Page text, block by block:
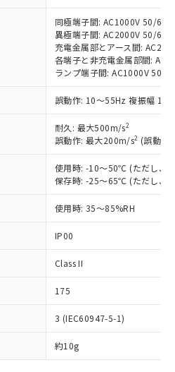
同極端子間: AC1000V 50/
異極端子間: AC2000V 50/
充電金属部とアース間:
各端子と非充電金属部間:
ランプ端子間: AC1000V 50/
誤動作: 10～55Hz 複振幅
耐久: 最大500m/s2
誤動作: 最大200m/s2 (誤動作
使用時: -10～50℃ (ただし、
保存時: -25～65℃ (ただし、
使用時: 35～85%RH
IP00
Class II
175
3 (IEC60947-5-1)
約10g
庫状況および標準価格
させていただくもので
事業取扱商品の中には、
対象外となる商品もある
ください。
び標準価格照会結果は、
更新日時点での社内デー
成されるものであり、閲
での実際の在庫および標
なる場合があることをご
況および標準価格はお客
、またはお客様担当のオ
器販売店・当社販売員に
機器販売店や当社販売拠
」をご確認
標準価格結果を当社の
く第三者に漏洩または開
お願いします。
能（部品リスト作成サー
用いただくには、I-Web
調査中または確認中の
ス料など無形物で、有
ない商品です。
り、非含有部品として
と判明した場合などや
とがあります。
水銀(Hg) 1000ppm以下、 カド
以下、ポリ臭化ビフェニル
ポリ臭化ジフェニルエーテル類
フタル酸ビス(2-エチルヘキシ
1000ppm以下、フタル酸ブチ
以下、フタル酸ジブチル
、フタル酸ジイソブチル
物質については閾値を超える意
確認しています。
状況などにより、予定
あります。
料含有率が中国RoHSの
とを示します。
料含有率が中国RoHSの
ことを示します。
。当社販売部門へお問
値 (GB/T26572)：
水銀) : 1000ppm、 Cd(カドミウ
、 PBBs(ポリ臭化ビフェ
ポリ臭化ジフェニルエーテ
BBP(フタル酸ブチルベンジ
チルヘキシル)) : 1000ppm
10物質）のすべてが基
を示します。
状況下において有害物
、環境に深刻な影響を
味します。
ら貴社製品のうち、外国
国貿易法に定める商品
物等」という）を輸出
の提供する場合は、日本
許可(または役務取引許
などの必要な手続きを
物を破棄する場合は、完
など、違法に輸出されな
手段を講じます。
品を、核兵器、ミサイ
、生物兵器またはその他
らの製造装置等に一切
品を第三者に販売する
1、2および3の内容を当
知します。また当社は、
販売に係わる関係者が違
おそれがある場合は、取
ません。
上の在庫あり
は満たないが在庫あり
(最新の在庫状況につ
お客様のお取引先、ま
様担当のオムロン制御
・当社販売員にご確
機種、また在庫状況の
開していない機種